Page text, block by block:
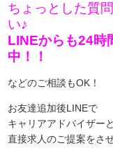
ちょっとした質
い♪
LINEからも24時
中！！
などのご相談もOK！
お友達追加後LINEで
キャリアアドバイザー
直接求人のご提案をさ